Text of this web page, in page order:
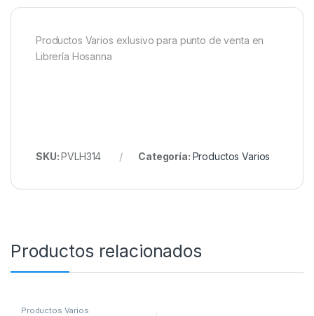
Productos Varios exlusivo para punto de venta en
Librería Hosanna
SKU:PVLH314 Categoría: Productos Varios
Productos relacionados
Productos Varios